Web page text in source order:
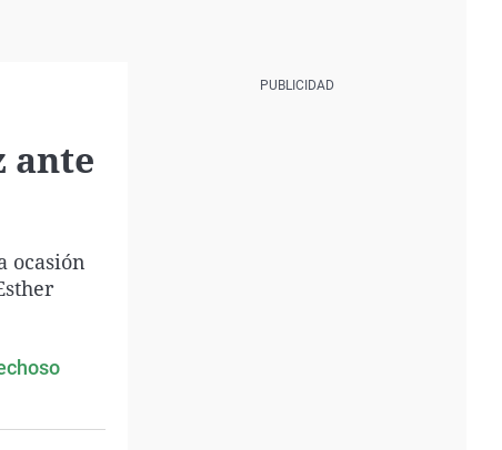
ante
ocasión